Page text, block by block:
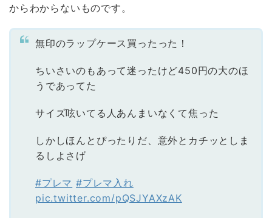
からわからないものです。
無印のラップケース買ったった！
ちいさいのもあって迷ったけど450円の大のほ
うであってた
サイズ呟いてる人あんまいなくて焦った
しかしほんとぴったりだ、意外とカチッとしま
るしよさげ
#プレマ #プレマ入れ
pic.twitter.com/pQSJYAXzAK